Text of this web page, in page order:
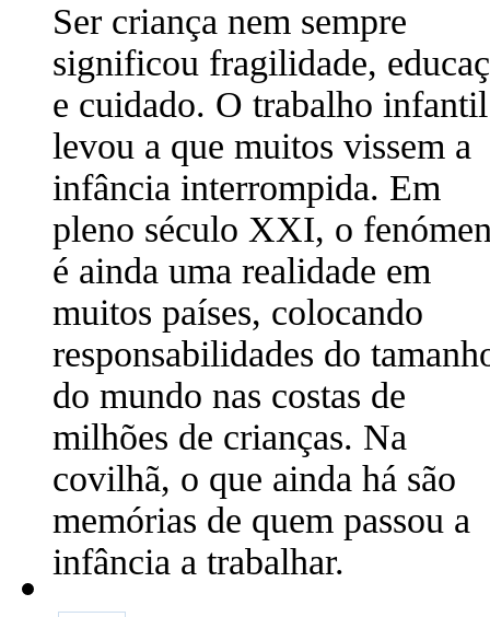
Ser criança nem sempre
significou fragilidade,
e cuidado. O trabalho infantil
levou a que muitos vissem a
infância interrompida. Em
pleno século XXI, o
é ainda uma realidade em
muitos países, colocando
responsabilidades do
do mundo nas costas de
milhões de crianças. Na
covilhã, o que ainda há são
memórias de quem passou a
infância a trabalhar.